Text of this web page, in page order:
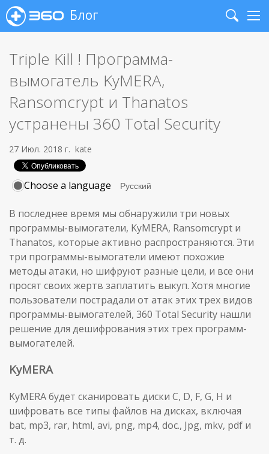
Блог
Search
Triple Kill ! Программа-
вымогатель KyMERA,
Ransomcrypt и Thanatos
устранены 360 Total Security
27 Июл. 2018 г. kate
Choose a language
В последнее время мы обнаружили три новых
программы-вымогатели, KyMERA, Ransomcrypt и
Thanatos, которые активно распространяются. Эти
три программы-вымогатели имеют похожие
методы атаки, но шифруют разные цели, и все они
просят своих жертв заплатить выкуп. Хотя многие
пользователи пострадали от атак этих трех видов
программы-вымогателей, 360 Total Security нашли
решение для дешифрования этих трех программ-
вымогателей.
KyMERA
KyMERA будет сканировать диски C, D, F, G, H и
шифровать все типы файлов на дисках, включая
bat, mp3, rar, html, avi, png, mp4, doc., Jpg, mkv, pdf и
т. д.